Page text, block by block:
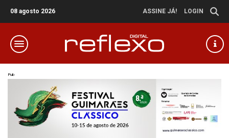
08 agosto 2026 ASSINE JÁ! LOGIN
Pub